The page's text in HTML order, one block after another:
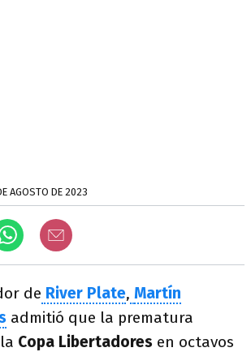
AGOSTO DE 2023
de River Plate, Martín
admitió que la prematura
Copa Libertadores en octavos